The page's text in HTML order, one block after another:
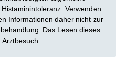
Verwenden
Informationen daher nicht zur
Das Lesen dieses